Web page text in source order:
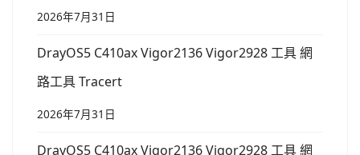
2026年7月31日
DrayOS5 C410ax Vigor2136 Vigor2928 工具 網
路工具 Tracert
2026年7月31日
DrayOS5 C410ax Vigor2136 Vigor2928 工具 網